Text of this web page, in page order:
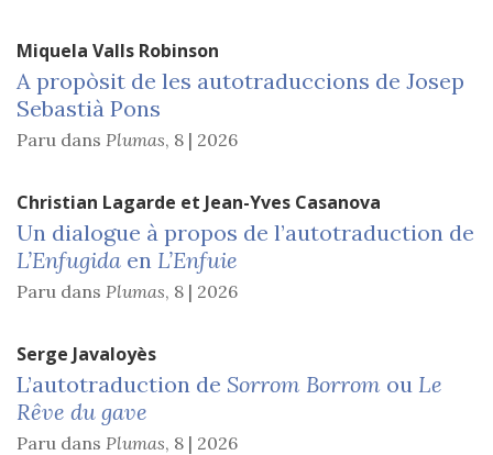
Miquela Valls Robinson
A propòsit de les autotraduccions de Josep
Sebastià Pons
Paru dans Plumas, 8 | 2026
Christian Lagarde et Jean-Yves Casanova
Un dialogue à propos de l’autotraduction de
L’Enfugida en L’Enfuie
Paru dans Plumas, 8 | 2026
Serge Javaloyès
L’autotraduction de Sorrom Borrom ou Le
Rêve du gave
Paru dans Plumas, 8 | 2026